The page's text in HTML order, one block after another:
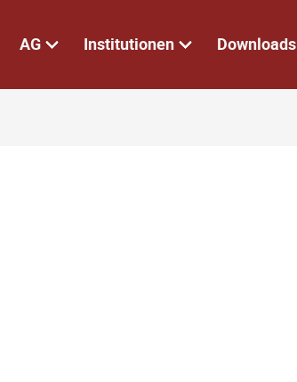
AG Institutionen Downloads